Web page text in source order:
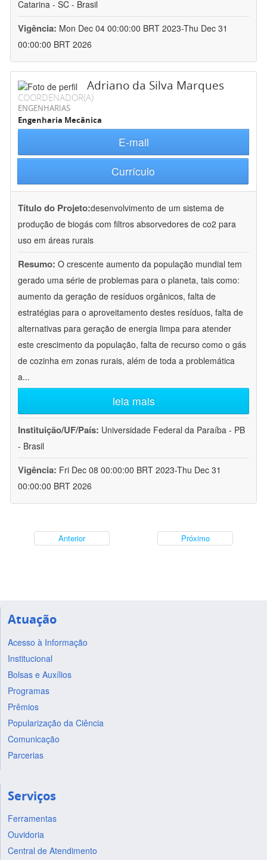
Catarina - SC - Brasil
Vigência: Mon Dec 04 00:00:00 BRT 2023-Thu Dec 31
00:00:00 BRT 2026
Adriano da Silva Marques
COORDENADOR(A)
ENGENHARIAS
Engenharia Mecânica
E-mail
Currículo
Título do Projeto:desenvolvimento de um sistema de
produção de biogás com filtros absorvedores de co2 para
uso em áreas rurais
Resumo: O crescente aumento da população mundial tem
gerado uma série de problemas para o planeta, tais como:
aumento da geração de resíduos orgânicos, falta de
estratégias para o aproveitamento destes resíduos, falta de
alternativas para geração de energia limpa para atender
este crescimento da população, falta de recurso como o gás
de cozinha em zonas rurais, além de toda a problemática
a...
leia mais
Instituição/UF/País: Universidade Federal da Paraíba - PB
- Brasil
Vigência: Fri Dec 08 00:00:00 BRT 2023-Thu Dec 31
00:00:00 BRT 2026
Anterior Próximo
Atuação
Acesso à Informação
Institucional
Bolsas e Auxílios
Programas
Prêmios
Popularização da Ciência
Comunicação
Parcerias
Serviços
Ferramentas
Ouvidoria
Central de Atendimento